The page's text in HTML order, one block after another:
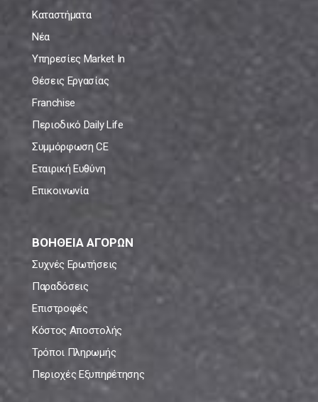
Καταστήματα
Νέα
Υπηρεσίες Market In
Θέσεις Εργασίας
Franchise
Περιοδικό Daily Life
Συμμόρφωση CE
Εταιρική Ευθύνη
Επικοινωνία
ΒΟΗΘΕΙΑ ΑΓΟΡΩΝ
Συχνές Ερωτήσεις
Παραδόσεις
Επιστροφές
Κόστος Αποστολής
Τρόποι Πληρωμής
Περιοχές Εξυπηρέτησης